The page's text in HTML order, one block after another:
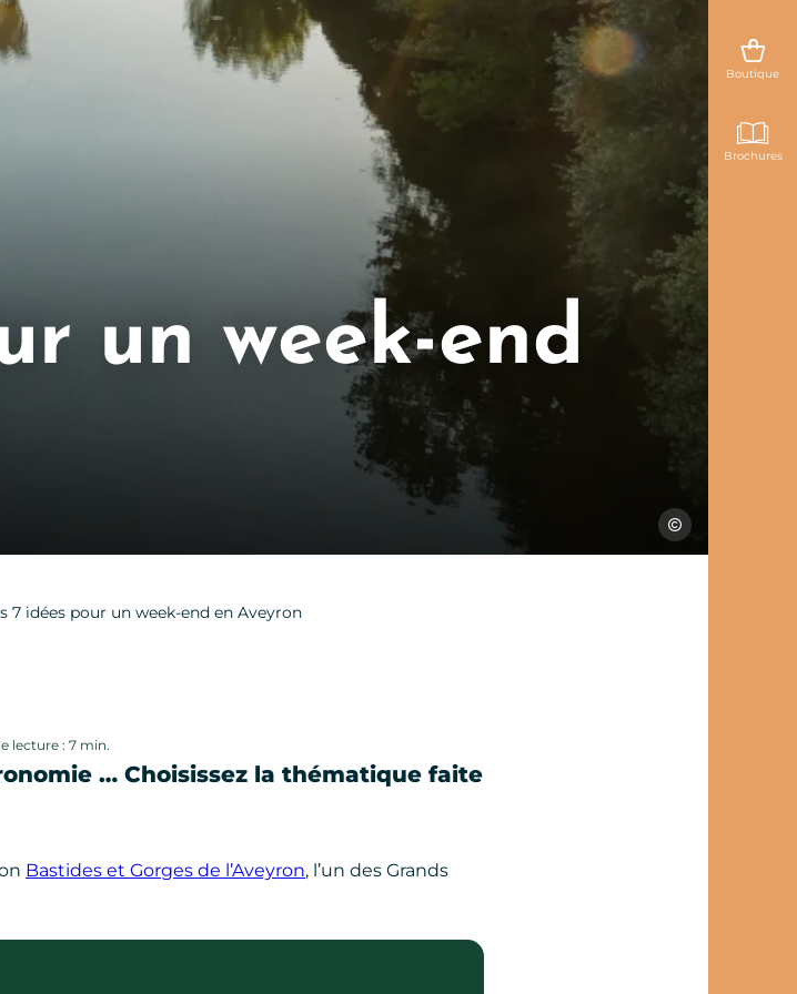
Florence At
un week-end
7 idées pour un week-end en Aveyron
Boutique
Brochures
lecture : 7 min.
… Choisissez la thématique faite
Bastides et Gorges de l’Aveyron, l’un des Grands